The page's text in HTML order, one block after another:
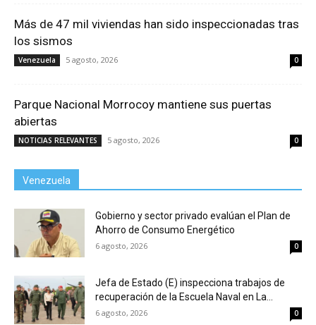
Más de 47 mil viviendas han sido inspeccionadas tras
los sismos
Venezuela 5 agosto, 2026 0
Parque Nacional Morrocoy mantiene sus puertas
abiertas
NOTICIAS RELEVANTES 5 agosto, 2026 0
Venezuela
Gobierno y sector privado evalúan el Plan de
Ahorro de Consumo Energético
6 agosto, 2026 0
Jefa de Estado (E) inspecciona trabajos de
recuperación de la Escuela Naval en La...
6 agosto, 2026 0